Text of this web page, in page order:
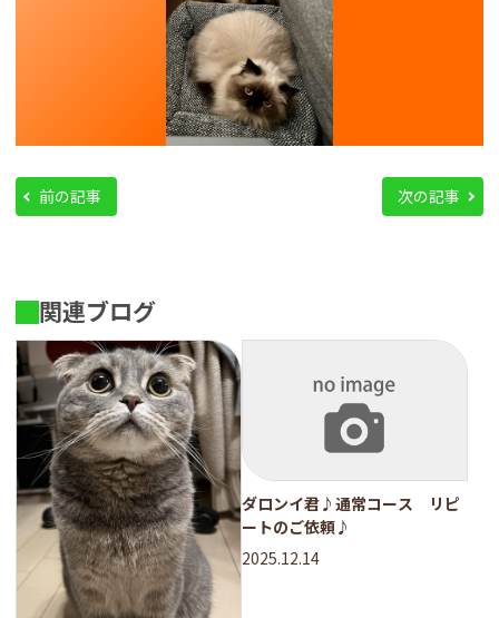
前の記事 次の記事
関連ブログ
ダロンイ君♪通常コース リピ
ートのご依頼♪
2025.12.14